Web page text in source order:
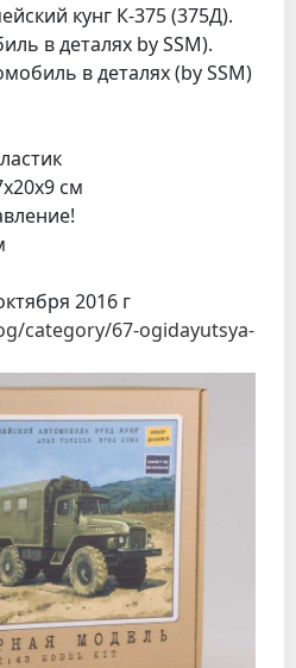
кунг К-375 (375Д).
в деталях by SSM).
в деталях (by SSM)
см
2016 г
category/67-ogidayutsya-